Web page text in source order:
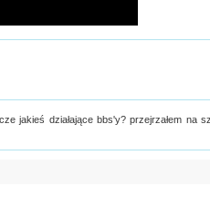
jakieś działające bbs'y? przejrzałem na